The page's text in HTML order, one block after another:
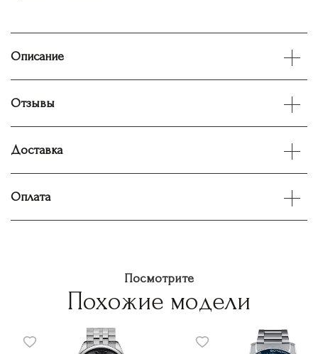
Описание
Отзывы
Доставка
Оплата
Посмотрите
Похожие модели